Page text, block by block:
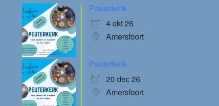
Peuterkerk
4 okt 26
Amersfoort
Peuterkerk
20 dec 26
Amersfoort